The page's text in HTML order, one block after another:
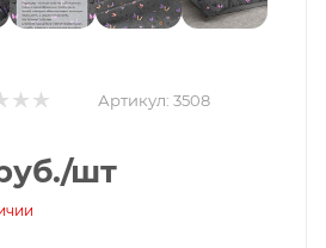
Артикул: 3508
/шт